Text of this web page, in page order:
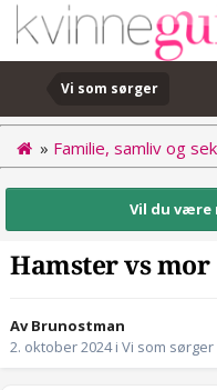
Vi som sørger
» Familie, samliv og
Vil du være
Hamster vs mor
Av Brunostman
2. oktober 2024i Vi som sørger